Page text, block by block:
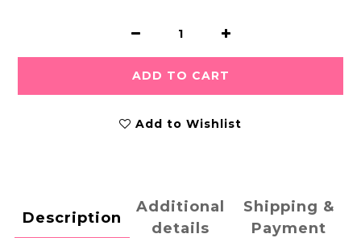
ADD TO CART
Add to Wishlist
Description
Additional
details
Shipping &
Payment